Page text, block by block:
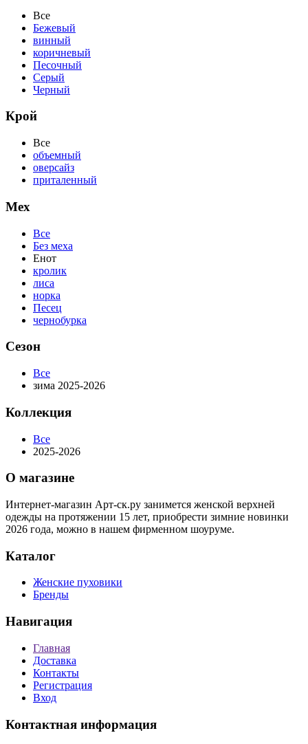
Все
Бежевый
винный
коричневый
Песочный
Серый
Черный
Крой
Все
объемный
оверсайз
приталенный
Мех
Все
Без меха
Енот
кролик
лиса
норка
Песец
чернобурка
Сезон
Все
зима 2025-2026
Коллекция
Все
2025-2026
О магазине
Интернет-магазин Арт-ск.ру занимется женской верхней
одежды на протяжении 15 лет, приобрести зимние новинки
2026 года, можно в нашем фирменном шоуруме.
Каталог
Женские пуховики
Бренды
Навигация
Главная
Доставка
Контакты
Регистрация
Вход
Контактная информация